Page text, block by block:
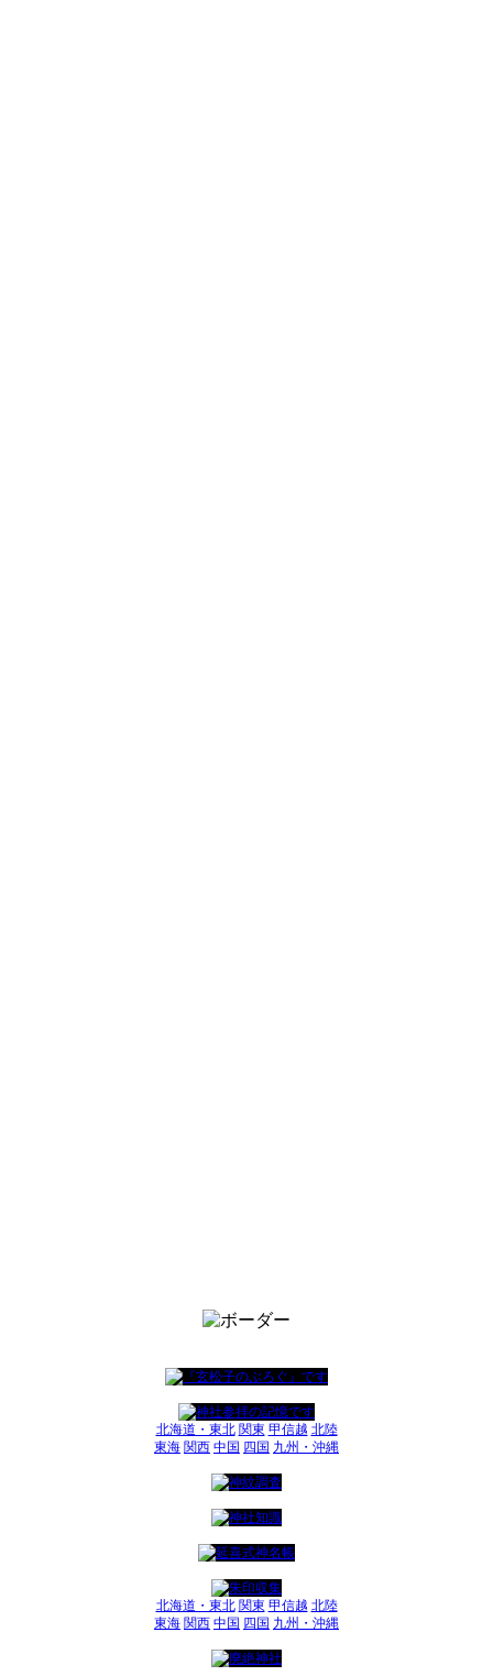
北海道・東北 関東 甲信越 北陸
東海 関西 中国 四国 九州・沖縄
北海道・東北 関東 甲信越 北陸
東海 関西 中国 四国 九州・沖縄